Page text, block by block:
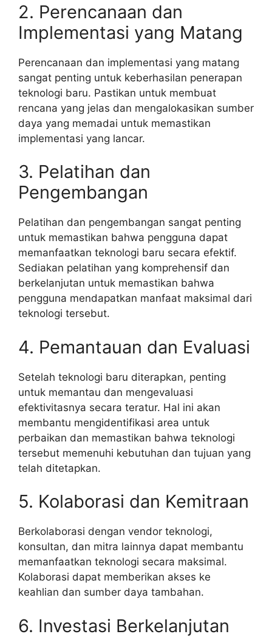
2. Perencanaan dan
Implementasi yang Matang
Perencanaan dan implementasi yang matang
sangat penting untuk keberhasilan penerapan
teknologi baru. Pastikan untuk membuat
rencana yang jelas dan mengalokasikan sumber
daya yang memadai untuk memastikan
implementasi yang lancar.
3. Pelatihan dan
Pengembangan
Pelatihan dan pengembangan sangat penting
untuk memastikan bahwa pengguna dapat
memanfaatkan teknologi baru secara efektif.
Sediakan pelatihan yang komprehensif dan
berkelanjutan untuk memastikan bahwa
pengguna mendapatkan manfaat maksimal dari
teknologi tersebut.
4. Pemantauan dan Evaluasi
Setelah teknologi baru diterapkan, penting
untuk memantau dan mengevaluasi
efektivitasnya secara teratur. Hal ini akan
membantu mengidentifikasi area untuk
perbaikan dan memastikan bahwa teknologi
tersebut memenuhi kebutuhan dan tujuan yang
telah ditetapkan.
5. Kolaborasi dan Kemitraan
Berkolaborasi dengan vendor teknologi,
konsultan, dan mitra lainnya dapat membantu
memanfaatkan teknologi secara maksimal.
Kolaborasi dapat memberikan akses ke
keahlian dan sumber daya tambahan.
6. Investasi Berkelanjutan